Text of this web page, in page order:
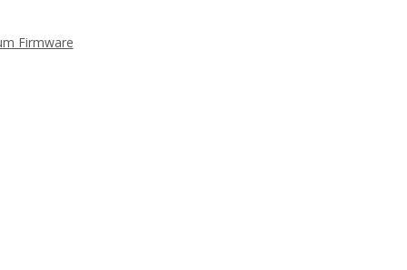
Firmware